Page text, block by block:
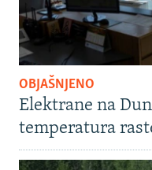
OBJAŠNJENO
Elektrane na
temperatura